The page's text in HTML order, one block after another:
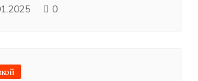
0